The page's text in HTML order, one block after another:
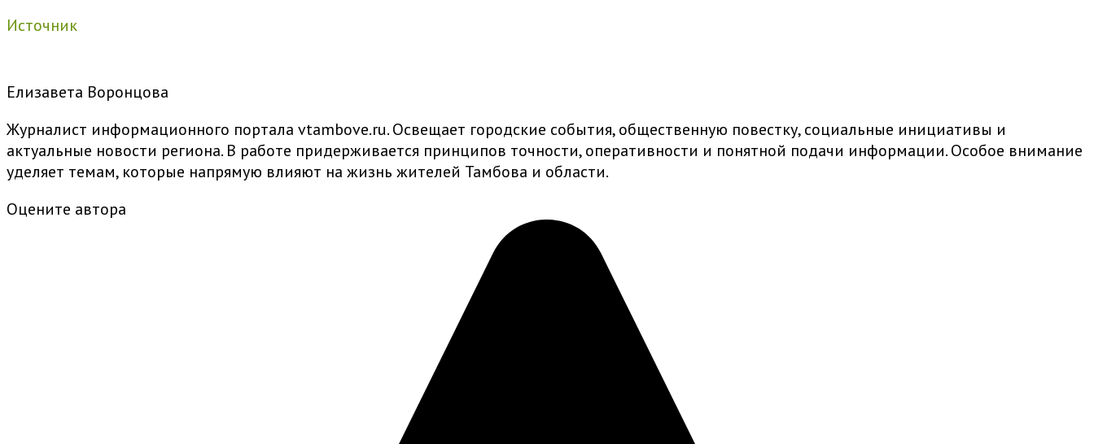
Источник
Елизавета Воронцова
Журналист информационного портала vtambove.ru. Освещает городские события, общественную повестку, социальные инициативы и
актуальные новости региона. В работе придерживается принципов точности, оперативности и понятной подачи информации. Особое внимание
уделяет темам, которые напрямую влияют на жизнь жителей Тамбова и области.
Оцените автора